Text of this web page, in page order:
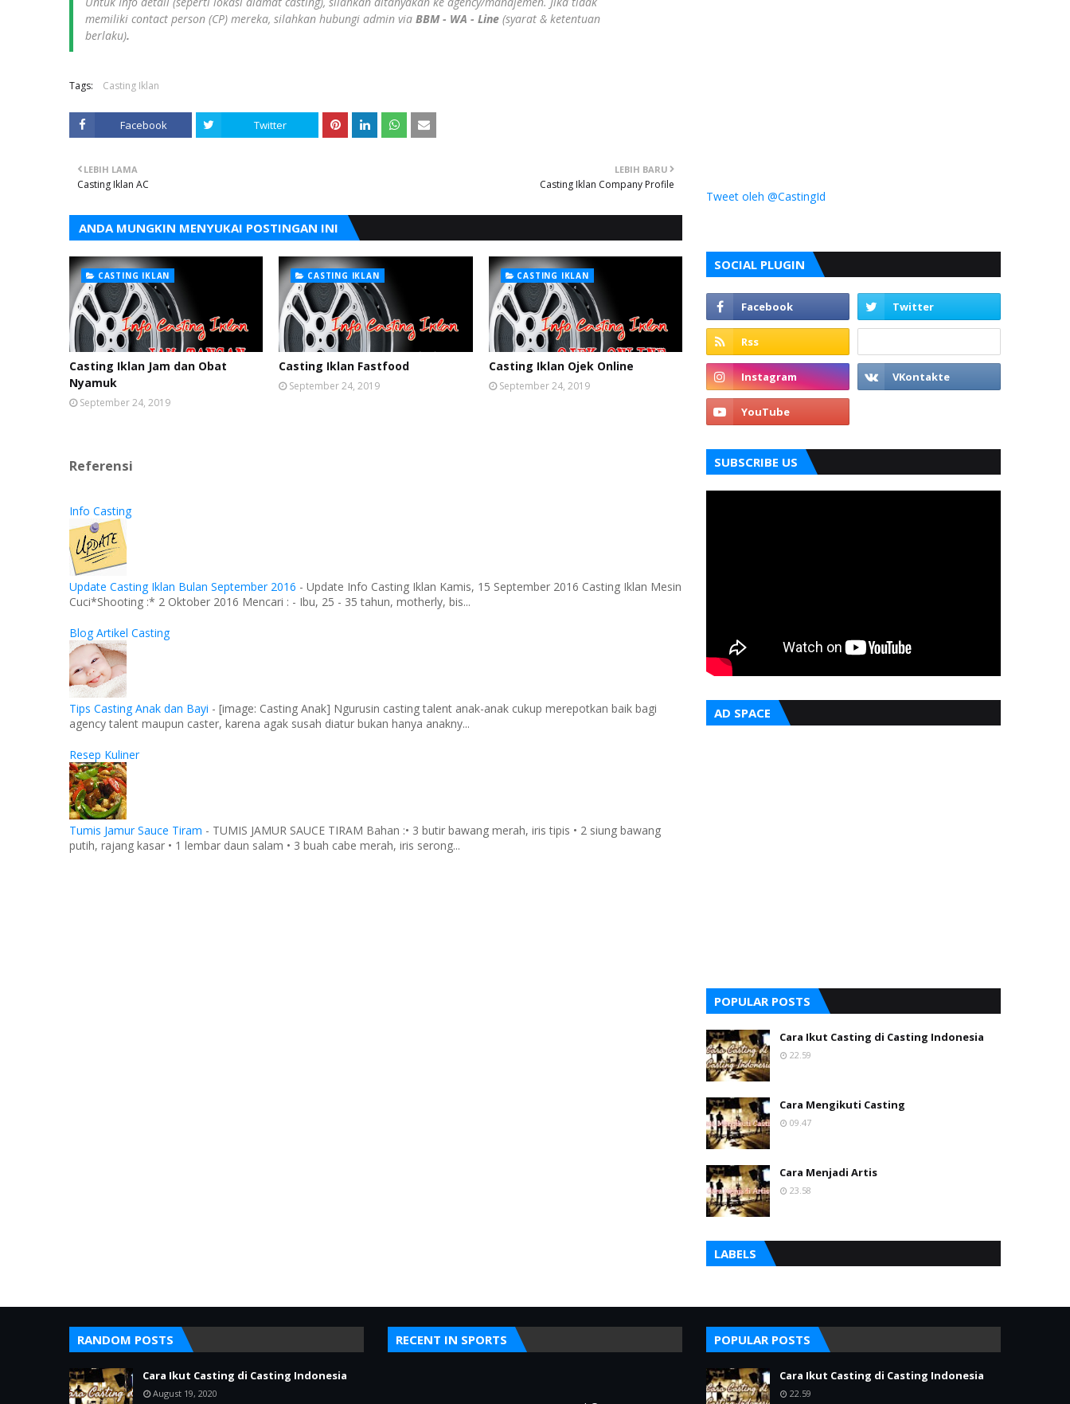
memiliki contact person (CP) mereka, silahkan hubungi admin via BBM - WA - Line (syarat & ketentuan
berlaku).
Tags: Casting Iklan
Facebook Twitter
LEBIH BARU
Casting Iklan Company Profile
LEBIH LAMA
Casting Iklan AC
ANDA MUNGKIN MENYUKAI POSTINGAN INI
CASTING IKLAN
Casting Iklan Jam dan Obat
Nyamuk
September 24, 2019
CASTING IKLAN
Casting Iklan Fastfood
September 24, 2019
CASTING IKLAN
Casting Iklan Ojek Online
September 24, 2019
Referensi
Info Casting
Update Casting Iklan Bulan September 2016 - Update Info Casting Iklan Kamis, 15 September 2016 Casting Iklan Mesin
Cuci*Shooting :* 2 Oktober 2016 Mencari : - Ibu, 25 - 35 tahun, motherly, bis...
Blog Artikel Casting
Tips Casting Anak dan Bayi - [image: Casting Anak] Ngurusin casting talent anak-anak cukup merepotkan baik bagi
agency talent maupun caster, karena agak susah diatur bukan hanya anakny...
Resep Kuliner
Tumis Jamur Sauce Tiram - TUMIS JAMUR SAUCE TIRAM Bahan :• 3 butir bawang merah, iris tipis • 2 siung bawang
putih, rajang kasar • 1 lembar daun salam • 3 buah cabe merah, iris serong...
Tweet oleh @CastingId
SOCIAL PLUGIN
SUBSCRIBE US
AD SPACE
POPULAR POSTS
Cara Ikut Casting di Casting Indonesia
22.59
Cara Mengikuti Casting
09.47
Cara Menjadi Artis
23.58
LABELS
RANDOM POSTS
Cara Ikut Casting di Casting Indonesia
August 19, 2020
RECENT IN SPORTS POPULAR POSTS
Cara Ikut Casting di Casting Indonesia
22.59